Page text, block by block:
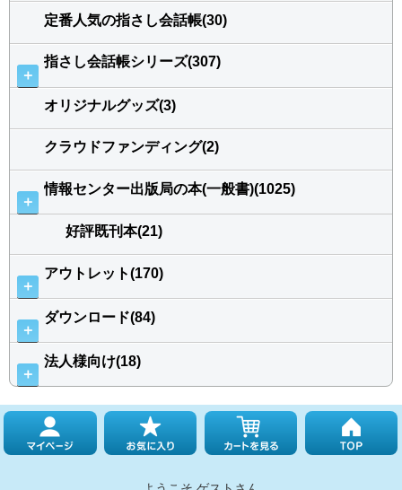
定番人気の指さし会話帳(30)
＋
指さし会話帳シリーズ(307)
オリジナルグッズ(3)
クラウドファンディング(2)
＋
情報センター出版局の本(一般書)(1025)
好評既刊本(21)
＋
アウトレット(170)
＋
ダウンロード(84)
＋
法人様向け(18)